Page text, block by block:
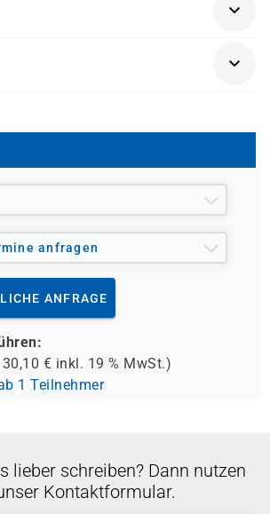
und seiner Funktionalität
-Diagramme, sowie praktische
Entwickler und IT-Professionals,
anfragen
ANFRAGE
€ inkl. 19 % MwSt.)
1 Teilnehmer
lieber schreiben? Dann nutzen
Kontaktformular.